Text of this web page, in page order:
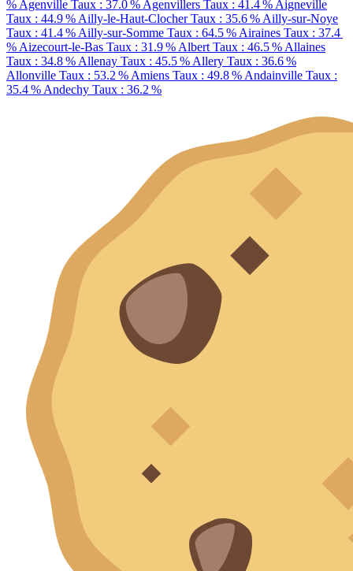
% Agenville Taux : 37.0 % Agenvillers Taux : 41.4 % Aigneville
Taux : 44.9 % Ailly-le-Haut-ClocherTaux : 35.6 % Ailly-sur-Noye
Taux : 41.4 % Ailly-sur-Somme Taux : 64.5 % Airaines Taux : 37.4
% Aizecourt-le-Bas Taux : 31.9 % Albert Taux : 46.5 % Allaines
Taux : 34.8 % Allenay Taux : 45.5 % Allery Taux : 36.6 %
Allonville Taux : 53.2 % Amiens Taux : 49.8 % Andainville Taux :
35.4 % Andechy Taux : 36.2 %